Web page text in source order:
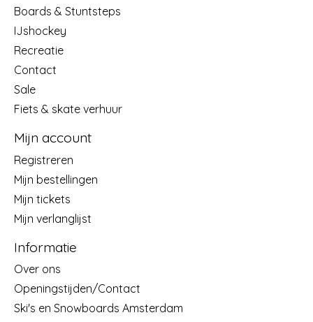
Boards & Stuntsteps
IJshockey
Recreatie
Contact
Sale
Fiets & skate verhuur
Mijn account
Registreren
Mijn bestellingen
Mijn tickets
Mijn verlanglijst
Informatie
Over ons
Openingstijden/Contact
Ski's en Snowboards Amsterdam